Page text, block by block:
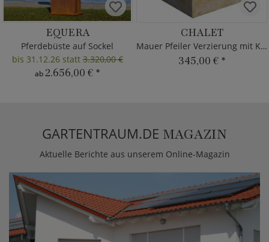
EQUERA
Pferdebüste auf Sockel
bis 31.12.26 statt3.320,00 €
ab2.656,00 € *
CHALET
Mauer Pfeiler Verzierung mit Kugel
345,00 € *
GARTENTRAUM.DE MAGAZIN
Aktuelle Berichte aus unserem Online-Magazin